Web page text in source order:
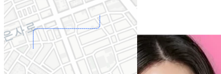
ボトックス100unitKRW 180,000
ウルセラリフティング
KRW 350,000
フィラー1ccKRW 200,000
タクシー
詳細を見る